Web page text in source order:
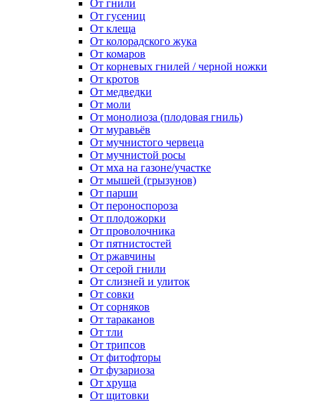
От гнили
От гусениц
От клеща
От колорадского жука
От комаров
От корневых гнилей / черной ножки
От кротов
От медведки
От моли
От монолиоза (плодовая гниль)
От муравьёв
От мучнистого червеца
От мучнистой росы
От мха на газоне/участке
От мышей (грызунов)
От парши
От пероноспороза
От плодожорки
От проволочника
От пятнистостей
От ржавчины
От серой гнили
От слизней и улиток
От совки
От сорняков
От тараканов
От тли
От трипсов
От фитофторы
От фузариоза
От хруща
От щитовки